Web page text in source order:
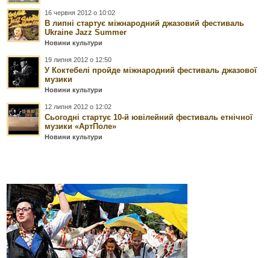
16 червня 2012 о 10:02
В липні стартує міжнародний джазовий фестиваль
Ukraine Jazz Summer
Новини культури
19 липня 2012 о 12:50
У Коктебелі пройде міжнародний фестиваль джазової
музики
Новини культури
12 липня 2012 о 12:02
Сьогодні стартує 10-й ювілейний фестиваль етнічної
музики «АртПоле»
Новини культури